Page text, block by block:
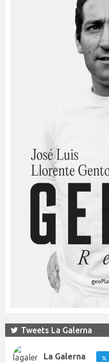
Tweets La Galerna
La Galerna